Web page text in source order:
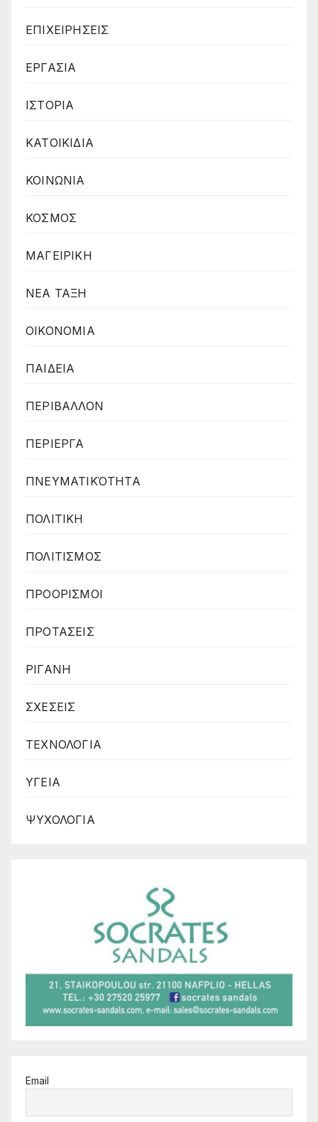
ΕΠΙΧΕΙΡΗΣΕΙΣ
ΕΡΓΑΣΙΑ
ΙΣΤΟΡΙΑ
ΚΑΤΟΙΚΙΔΙΑ
ΚΟΙΝΩΝΙΑ
ΚΟΣΜΟΣ
ΜΑΓΕΙΡΙΚΗ
ΝΕΑ ΤΑΞΗ
ΟΙΚΟΝΟΜΙΑ
ΠΑΙΔΕΙΑ
ΠΕΡΙΒΑΛΛΟΝ
ΠΕΡΙΕΡΓΑ
ΠΝΕΥΜΑΤΙΚΌΤΗΤΑ
ΠΟΛΙΤΙΚΗ
ΠΟΛΙΤΙΣΜΟΣ
ΠΡΟΟΡΙΣΜΟΙ
ΠΡΟΤΑΣΕΙΣ
ΡΙΓΑΝΗ
ΣΧΕΣΕΙΣ
ΤΕΧΝΟΛΟΓΙΑ
ΥΓΕΙΑ
ΨΥΧΟΛΟΓΙΑ
Email